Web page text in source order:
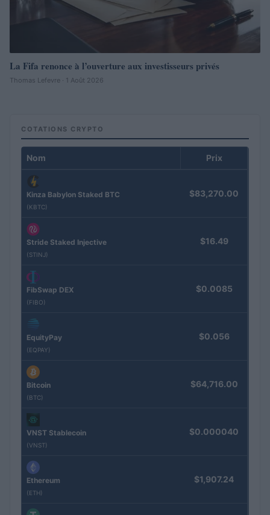
La Fifa renonce à l’ouverture aux investisseurs privés
Thomas Lefevre · 1 Août 2026
COTATIONS CRYPTO
Nom Prix
Kinza Babylon Staked BTC
(KBTC)
$83,270.00
Stride Staked Injective
(STINJ)
$16.49
FibSwap DEX
(FIBO)
$0.0085
EquityPay
(EQPAY)
$0.056
Bitcoin
(BTC)
$64,716.00
VNST Stablecoin
(VNST)
$0.000040
Ethereum
(ETH)
$1,907.24